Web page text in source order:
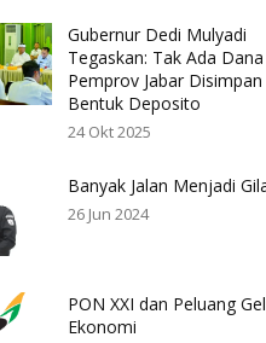
Gubernur Dedi Mulyadi
Tegaskan: Tak Ada Dana
Pemprov Jabar
Bentuk Deposito
24 Okt 2025
Banyak Jalan Menjadi
26 Jun 2024
PON XXI dan Peluang
Ekonomi